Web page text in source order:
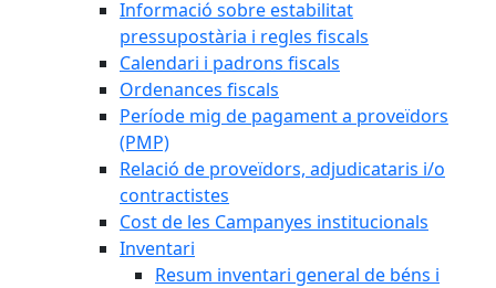
Informació sobre estabilitat
pressupostària i regles fiscals
Calendari i padrons fiscals
Ordenances fiscals
Període mig de pagament a proveïdors
(PMP)
Relació de proveïdors, adjudicataris i/o
contractistes
Cost de les Campanyes institucionals
Inventari
Resum inventari general de béns i